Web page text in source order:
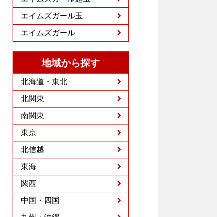
エイムズガール玉
エイムズガール
地域から探す
北海道・東北
北関東
南関東
東京
北信越
東海
関西
中国・四国